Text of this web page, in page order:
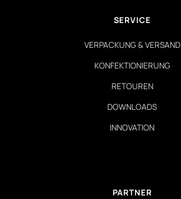
SERVICE
VERPACKUNG & VERSAND
KONFEKTIONIERUNG
RETOUREN
DOWNLOADS
INNOVATION
PARTNER